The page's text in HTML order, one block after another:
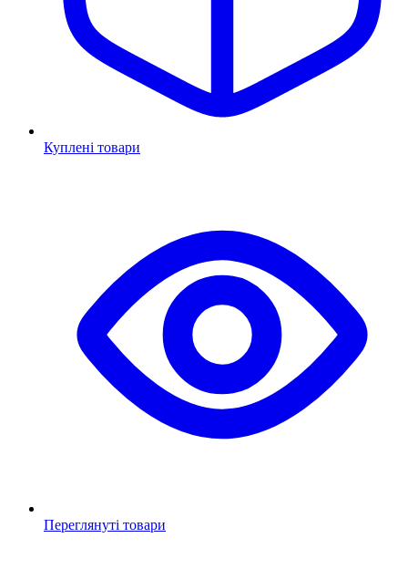
Куплені товари
Переглянуті товари